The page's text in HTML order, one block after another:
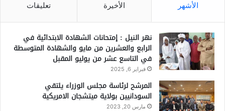
الأشهر الأخيرة تعليقات
نهر النيل : إمتحانات الشهادة الابتدائية في
الرابع والعشرين من مايو والشهادة المتوسطة
في التاسع عشر من يوليو المقبل
فبراير 6, 2025
المرشح لرئاسة مجلس الوزراء يلتقي
السودانيين بولاية ميتشجان الامريكية
مارس 20, 2023